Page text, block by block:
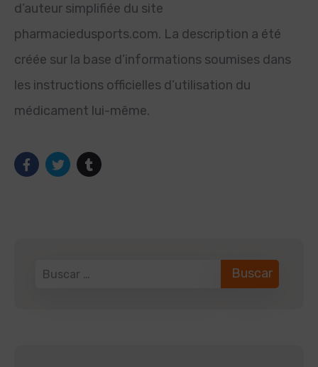
d’auteur simplifiée du site
pharmaciedusports.com. La description a été
créée sur la base d’informations soumises dans
les instructions officielles d’utilisation du
médicament lui-même.